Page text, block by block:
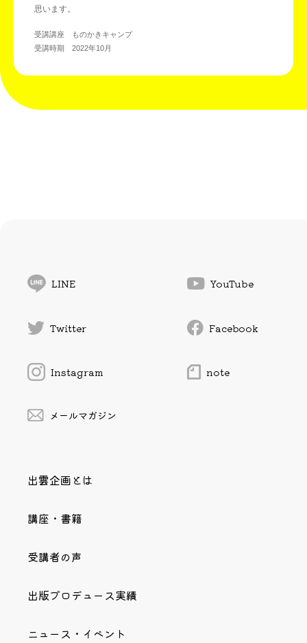
思います。
受講講座 ものかきキャンプ
受講時期 2022年10月
LINE YouTube
Twitter Facebook
Instagram note
メールマガジン
出雲企画とは
講座・書籍
受講者の声
出版プロデュース実績
ニュース・イベント